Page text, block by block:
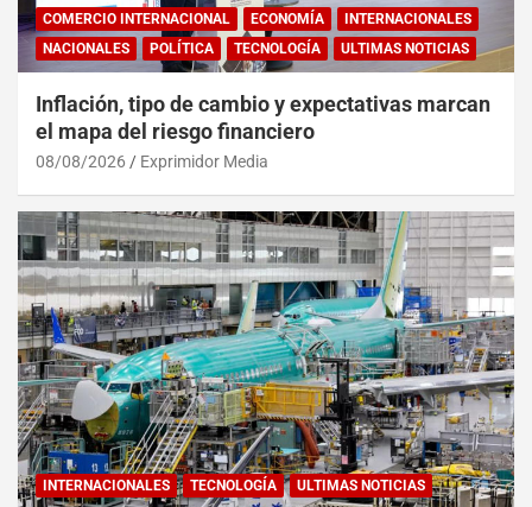
COMERCIO INTERNACIONAL ECONOMÍA
INTERNACIONALES
NACIONALES
POLÍTICA TECNOLOGÍA ULTIMAS NOTICIAS
Inflación, tipo de cambio y expectativas marcan
el mapa del riesgo financiero
08/08/2026 Exprimidor Media
INTERNACIONALES TECNOLOGÍA ULTIMAS NOTICIAS